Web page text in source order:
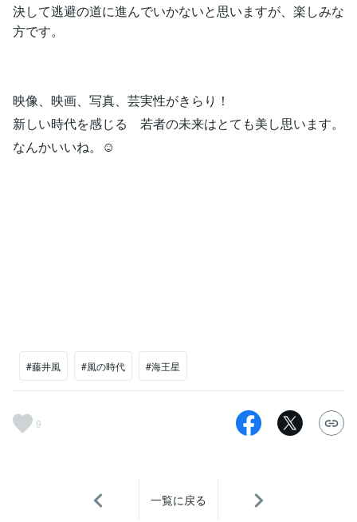
決して逃避の道に進んでいかないと思いますが、楽しみな
方です。
映像、映画、写真、芸実性がきらり！
新しい時代を感じる 若者の未来はとても美し思います。
なんかいいね。☺
#藤井風 #風の時代 #海王星
9
一覧に戻る